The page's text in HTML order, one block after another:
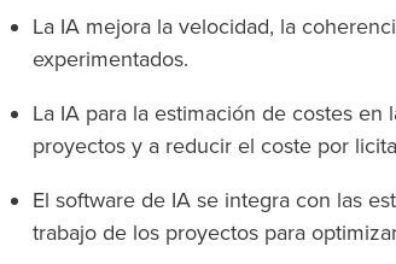
La IA mejora la velocidad, la
experimentados.
La IA para la estimación de costes
proyectos y a reducir el coste por
El software de IA se integra con las
trabajo de los proyectos para